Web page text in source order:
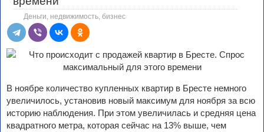
Деньги, недвижимость, бизнес
В ноябре количество купленных квартир в Бресте немного
увеличилось, установив новый максимум для ноября за всю
историю наблюдения. При этом увеличилась и средняя цена
квадратного метра, которая сейчас на 13% выше, чем